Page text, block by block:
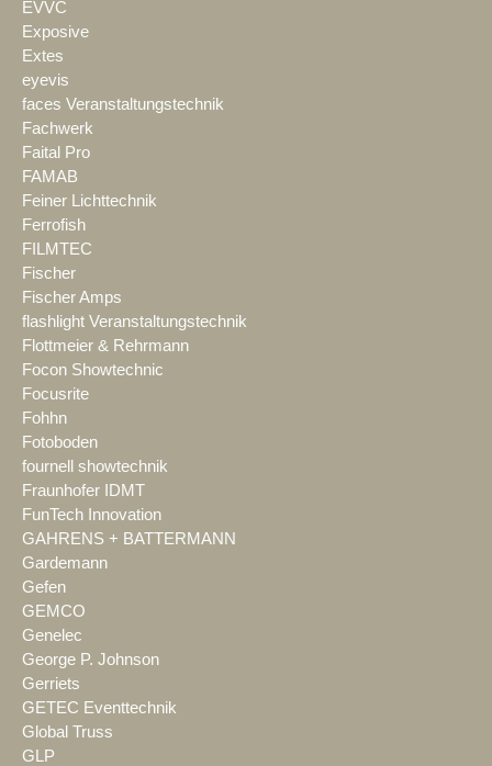
EVVC
Exposive
Extes
eyevis
faces Veranstaltungstechnik
Fachwerk
Faital Pro
FAMAB
Feiner Lichttechnik
Ferrofish
FILMTEC
Fischer
Fischer Amps
flashlight Veranstaltungstechnik
Flottmeier & Rehrmann
Focon Showtechnic
Focusrite
Fohhn
Fotoboden
fournell showtechnik
Fraunhofer IDMT
FunTech Innovation
GAHRENS + BATTERMANN
Gardemann
Gefen
GEMCO
Genelec
George P. Johnson
Gerriets
GETEC Eventtechnik
Global Truss
GLP